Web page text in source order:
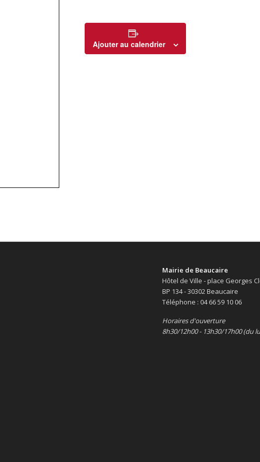
Ajouter au calendrier
Mairie de Beaucaire
Hôtel de Ville - place Georges
BP 134 - 30302 Beaucaire
Téléphone : 04 66 59 10 06
Horaires d'ouverture
8h30/12h00 - 13h30/17h00 (du